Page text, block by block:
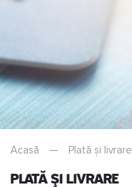
Acasă — Plată și livrare
Plată și livrare